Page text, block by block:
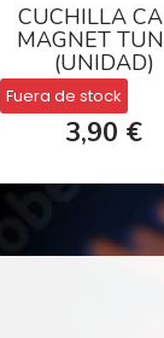
CUCHILLA
MAGNET
(UNIDAD)
Fuera de stock
3,90 €